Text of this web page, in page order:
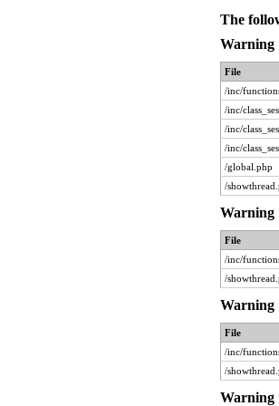
The
Warning
File
/inc/
/inc/
/inc/
/inc/
/global.php
/
Warning
File
/inc/
/
Warning
File
/inc/
/
Warning